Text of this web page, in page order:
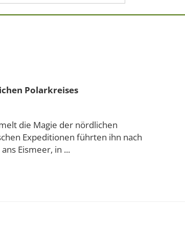
Polarkreises
die Magie der nördlichen
Expeditionen führten ihn nach
Eismeer, in ...